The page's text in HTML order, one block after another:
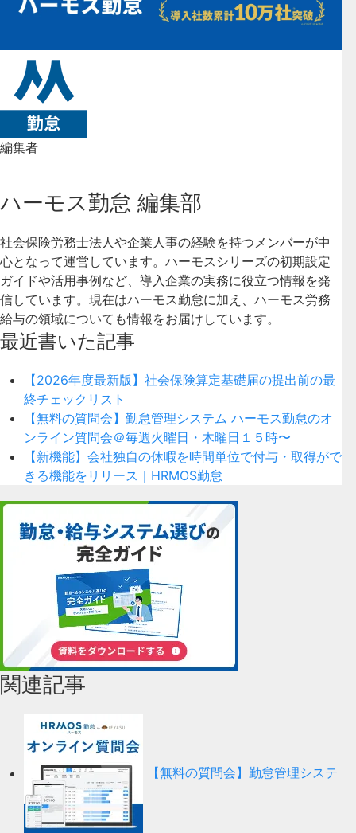
編集者
ハーモス勤怠 編集部
社会保険労務士法人や企業人事の経験を持つメンバーが中
心となって運営しています。ハーモスシリーズの初期設定
ガイドや活用事例など、導入企業の実務に役立つ情報を発
信しています。現在はハーモス勤怠に加え、ハーモス労務
給与の領域についても情報をお届けしています。
最近書いた記事
【2026年度最新版】社会保険算定基礎届の提出前の最
終チェックリスト
【無料の質問会】勤怠管理システム ハーモス勤怠のオ
ンライン質問会＠毎週火曜日・木曜日１５時〜
【新機能】会社独自の休暇を時間単位で付与・取得がで
きる機能をリリース｜HRMOS勤怠
関連記事
【無料の質問会】勤怠管理システ